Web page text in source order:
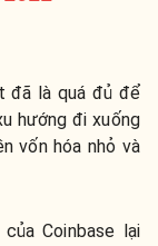
đã là quá đủ để
hướng đi xuống
vốn hóa nhỏ và
Coinbase lại